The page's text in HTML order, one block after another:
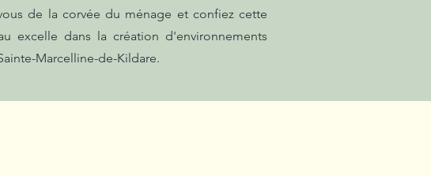
de la corvée du ménage et confiez cette
excelle dans la création d'environnements
Marcelline-de-Kildare.